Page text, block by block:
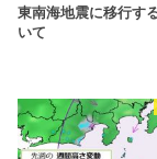
東南海地震に移行す
いて